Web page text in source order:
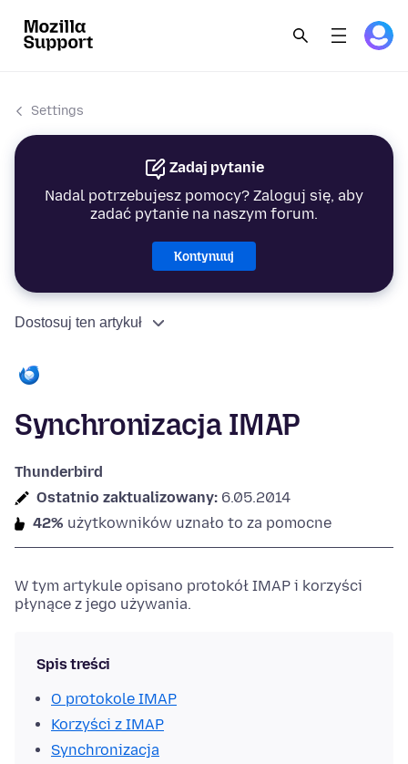
Settings
Zadaj pytanie
Nadal potrzebujesz pomocy? Zaloguj się, aby
zadać pytanie na naszym forum.
Kontynuuj
Dostosuj ten artykuł
Synchronizacja IMAP
Thunderbird
Ostatnio zaktualizowany: 6.05.2014
42% użytkowników uznało to za pomocne
W tym artykule opisano protokół IMAP i korzyści
płynące z jego używania.
Spis treści
O protokole IMAP
Korzyści z IMAP
Synchronizacja